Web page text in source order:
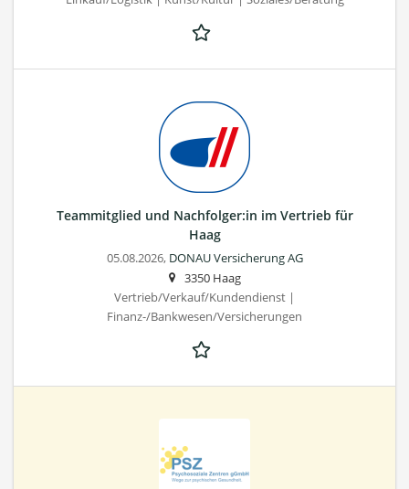
Teammitglied und Nachfolger:in im Vertrieb für
Haag
05.08.2026, DONAU Versicherung AG
3350 Haag
Vertrieb/Verkauf/Kundendienst |
Finanz-/Bankwesen/Versicherungen